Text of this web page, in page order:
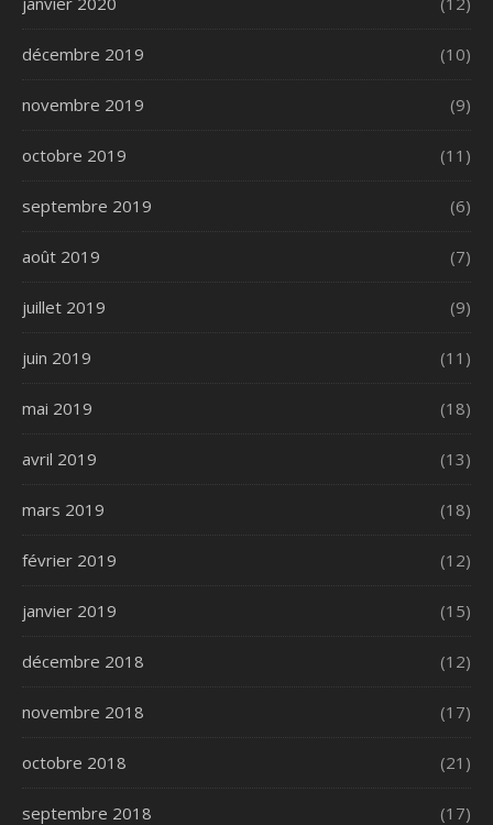
décembre 2019 (10)
novembre 2019 (9)
octobre 2019 (11)
septembre 2019 (6)
août 2019 (7)
juillet 2019 (9)
juin 2019 (11)
mai 2019 (18)
avril 2019 (13)
mars 2019 (18)
février 2019 (12)
janvier 2019 (15)
décembre 2018 (12)
novembre 2018 (17)
octobre 2018 (21)
septembre 2018 (17)